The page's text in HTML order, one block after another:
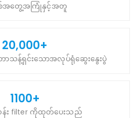
စ်အတွေ့အကြုံနှင့်အတူ
20,000+
ာသန့်ရှင်းသောအလုပ်ရုံဆွေးနွေးပွဲ
1100+
သန်း filter ကိုထုတ်ပေးသည်